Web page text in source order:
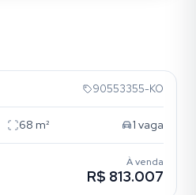
90553355-KO
68 m² 1 vaga
À venda
R$ 813.007